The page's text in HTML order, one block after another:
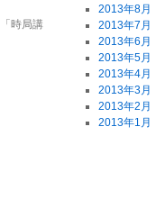
「時局講
2013年8月
2013年7月
2013年6月
2013年5月
2013年4月
2013年3月
2013年2月
2013年1月